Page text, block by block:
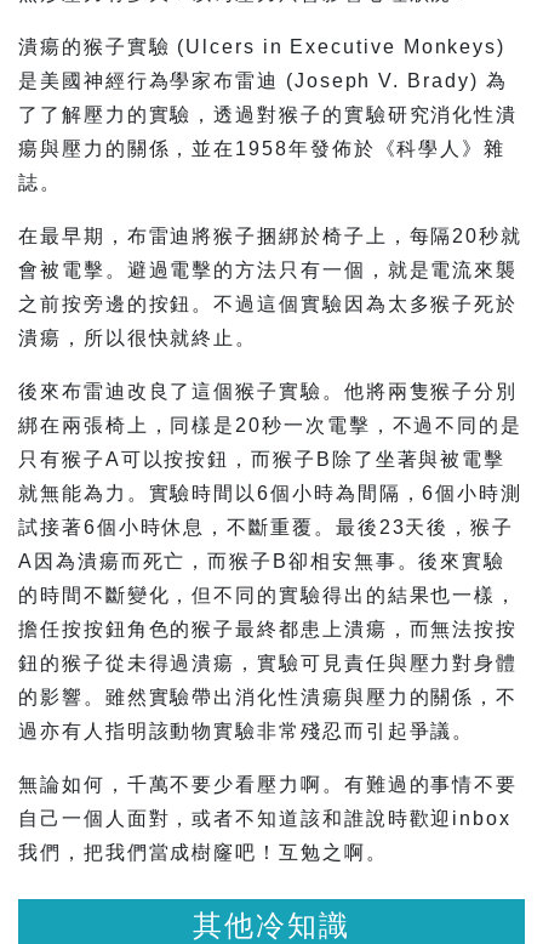
潰瘍的猴子實驗 (Ulcers in Executive Monkeys)
是美國神經行為學家布雷迪 (Joseph V. Brady) 為
了了解壓力的實驗，透過對猴子的實驗研究消化性潰
瘍與壓力的關係，並在1958年發佈於《科學人》雜
誌。
在最早期，布雷迪將猴子捆綁於椅子上，每隔20秒就
會被電擊。避過電擊的方法只有一個，就是電流來襲
之前按旁邊的按鈕。不過這個實驗因為太多猴子死於
潰瘍，所以很快就終止。
後來布雷迪改良了這個猴子實驗。他將兩隻猴子分別
綁在兩張椅上，同樣是20秒一次電擊，不過不同的是
只有猴子A可以按按鈕，而猴子B除了坐著與被電擊
就無能為力。實驗時間以6個小時為間隔，6個小時測
試接著6個小時休息，不斷重覆。最後23天後，猴子
A因為潰瘍而死亡，而猴子B卻相安無事。後來實驗
的時間不斷變化，但不同的實驗得出的結果也一樣，
擔任按按鈕角色的猴子最終都患上潰瘍，而無法按按
鈕的猴子從未得過潰瘍，實驗可見責任與壓力對身體
的影響。雖然實驗帶出消化性潰瘍與壓力的關係，不
過亦有人指明該動物實驗非常殘忍而引起爭議。
無論如何，千萬不要少看壓力啊。有難過的事情不要
自己一個人面對，或者不知道該和誰說時歡迎inbox
我們，把我們當成樹窿吧！互勉之啊。
其他冷知識